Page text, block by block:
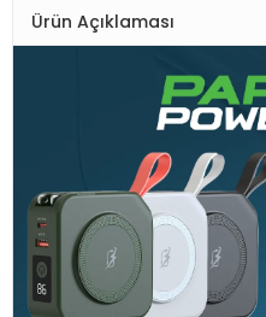
Ürün Açıklaması